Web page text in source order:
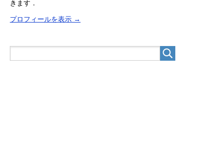
きます．
プロフィールを表示 →